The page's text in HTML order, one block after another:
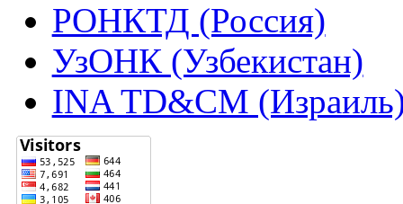
РОНКТД (Россия)
УзОНК (Узбекистан)
INA TD&CM